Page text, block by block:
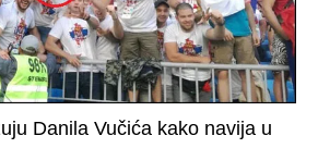
Danila Vučića kako navija u